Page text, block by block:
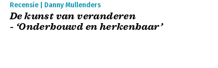
Recensie | Danny Mullenders
De kunst van veranderen
- ‘Onderbouwd en herkenbaar’